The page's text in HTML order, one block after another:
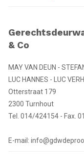
& Co
MAY VAN DEUN -
LUC HANNES - LUC
Otterstraat 179
2300 Turnhout
Tel. 014/424154 - Fax.
E-mail: